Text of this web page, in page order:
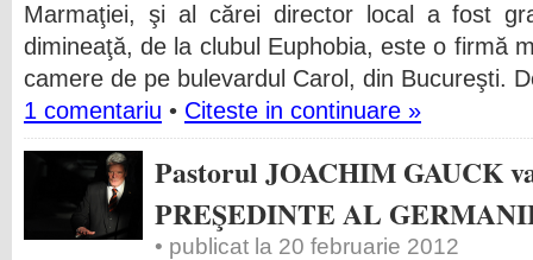
Marmaţiei, şi al cărei director local a fost
dimineaţă, de la clubul Euphobia, este o firmă
camere de pe bulevardul Carol, din Bucureşti.
1 comentariu • Citeste in continuare »
Pastorul JOACHIM GAUCK
PREŞEDINTE AL
• publicat la 20 februarie 2012